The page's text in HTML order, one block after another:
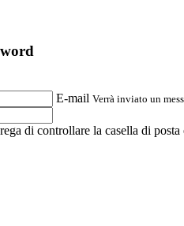
E-mail Verrà inviato un
di controllare la casella di posta